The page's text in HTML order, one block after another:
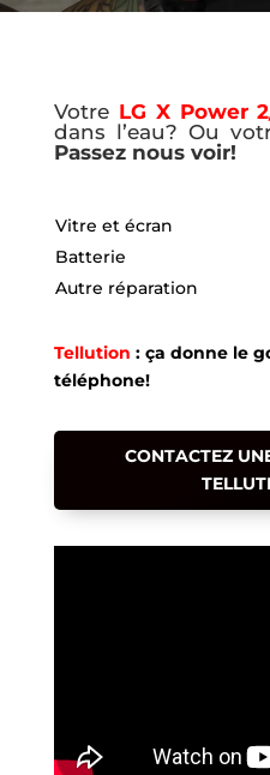
Votre LG X Power
dans l’eau? Ou
Passez nous voir!
Vitre et écran
Batterie
Autre réparation
Tellution : ça donne le
téléphone!
CONTACTEZ